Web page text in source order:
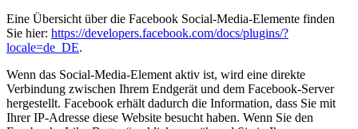
Eine Übersicht über die Facebook Social-Media-Elemente finden
Sie hier: https://developers.facebook.com/docs/plugins/?
locale=de_DE.
Wenn das Social-Media-Element aktiv ist, wird eine direkte
Verbindung zwischen Ihrem Endgerät und dem Facebook-Server
hergestellt. Facebook erhält dadurch die Information, dass Sie mit
Ihrer IP-Adresse diese Website besucht haben. Wenn Sie den